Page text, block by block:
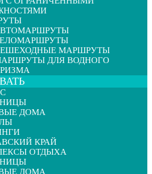
МАРШРУТЫ
ДЛЯ ВОДНОГО
ДОМА
КРАЙ
ОТДЫХА
ДОМА